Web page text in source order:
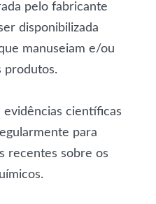
pelo fabricante
disponibilizada
manuseiam e/ou
produtos.
evidências científicas
para
recentes sobre os